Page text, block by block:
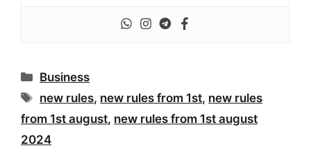
Categories
Business
Tags
new rules, new rules from 1st, new rules
from 1st august, new rules from 1st august
2024